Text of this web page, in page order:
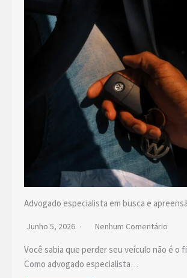
Advogado especialista em busca e
Junho 5, 2026 Nenhum Comentário
Você sabia que perder seu veículo não é o
Como advogado especialista…